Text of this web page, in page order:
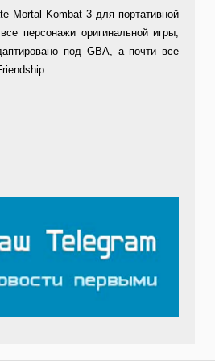
Mortal Kombat 3 для портативной
персонажи оригинальной игры,
под GBA, а почти все